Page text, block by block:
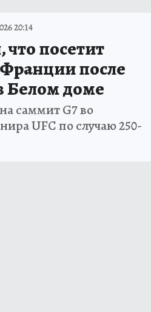
20:14
посетит
после
Белом доме
саммит G7 во
UFC по случаю 250-